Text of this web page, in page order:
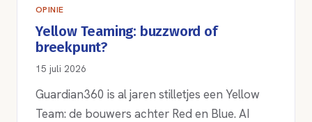
OPINIE
Yellow Teaming: buzzword of
breekpunt?
15 juli 2026
Guardian360 is al jaren stilletjes een Yellow
Team: de bouwers achter Red en Blue. AI